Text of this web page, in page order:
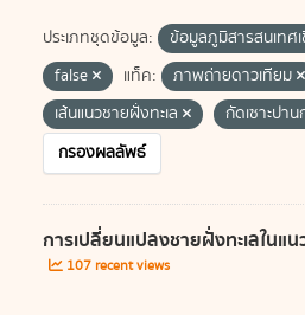
ประเภทชุดข้อมูล: ข้อมูลภูมิสารสนเทศ
false
แท็ค: ภาพถ่ายดาวเทียม
เส้นแนวชายฝั่งทะเล
กัดเซาะปา
กรองผลลัพธ์
การเปลี่ยนแปลงชายฝั่งทะเลในแน
107 recent views